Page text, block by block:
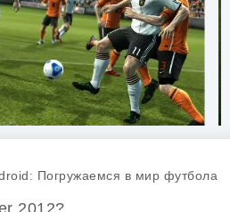
Погружаемся в мир футбола
2012?